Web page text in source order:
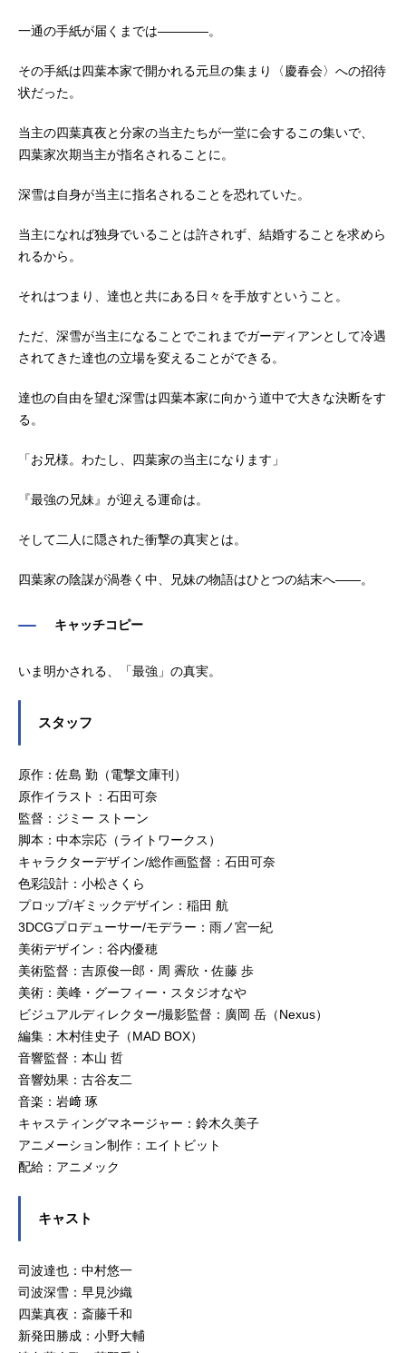
一通の手紙が届くまでは――――。
その手紙は四葉本家で開かれる元旦の集まり〈慶春会〉への招待
状だった。
当主の四葉真夜と分家の当主たちが一堂に会するこの集いで、
四葉家次期当主が指名されることに。
深雪は自身が当主に指名されることを恐れていた。
当主になれば独身でいることは許されず、結婚することを求めら
れるから。
それはつまり、達也と共にある日々を手放すということ。
ただ、深雪が当主になることでこれまでガーディアンとして冷遇
されてきた達也の立場を変えることができる。
達也の自由を望む深雪は四葉本家に向かう道中で大きな決断をす
る。
「お兄様。わたし、四葉家の当主になります」
『最強の兄妹』が迎える運命は。
そして二人に隠された衝撃の真実とは。
四葉家の陰謀が渦巻く中、兄妹の物語はひとつの結末へ——。
キャッチコピー
いま明かされる、「最強」の真実。
スタッフ
原作：佐島 勤（電撃文庫刊）
原作イラスト：石田可奈
監督：ジミー ストーン
脚本：中本宗応（ライトワークス）
キャラクターデザイン/総作画監督：石田可奈
色彩設計：小松さくら
プロップ/ギミックデザイン：稲田 航
3DCGプロデューサー/モデラー：雨ノ宮一紀
美術デザイン：谷内優穂
美術監督：吉原俊一郎・周 霽欣・佐藤 歩
美術：美峰・グーフィー・スタジオなや
ビジュアルディレクター/撮影監督：廣岡 岳（Nexus）
編集：木村佳史子（MAD BOX）
音響監督：本山 哲
音響効果：古谷友二
音楽：岩﨑 琢
キャスティングマネージャー：鈴木久美子
アニメーション制作：エイトビット
配給：アニメック
キャスト
司波達也：中村悠一
司波深雪：早見沙織
四葉真夜：斎藤千和
新発田勝成：小野大輔